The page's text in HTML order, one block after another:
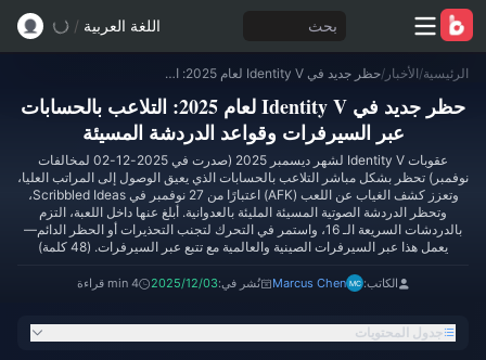
بحث اللغة العربية /
الرئيسية/الأخبار / حظر جديد في Identity V لعام 2025: التلاعب بالحسابات عبر السيرفرات وقواعد الدردشة المسيئة
حظر جديد في Identity V لعام 2025: التلاعب بالحسابات
عبر السيرفرات وقواعد الدردشة المسيئة
عقوبات Identity V لشهر ديسمبر 2025 (صدرت في 2025-12-02 لمخالفات
نوفمبر) تحظر بشكل مباشر التلاعب بالحسابات الذي يعيق الوصول إلى المراتب العليا،
وتعزز كشف الغياب عن اللعب (AFK) اعتبارًا من 27 نوفمبر في Scribbled Ideas،
وتحظر الدردشة الصوتية المسيئة المليئة بالعدوانية. أبلغ عنها داخل اللعبة، التزم
بالدردشات السريعة الـ 16، واستمر في التحرك لتجنب التحذيرات أو الحظر الدائم—
يعمل هذا عبر السيرفرات الصينية والعالمية مع تتبع عبر السيرفرات. (48 كلمة)
الكاتب: Marcus Chen نُشر في:2025/12/03 4 min قراءة
جدول المحتويات